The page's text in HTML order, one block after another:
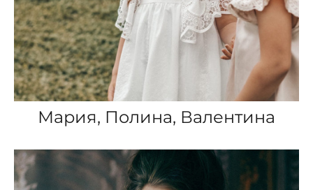
Мария, Полина, Валентина